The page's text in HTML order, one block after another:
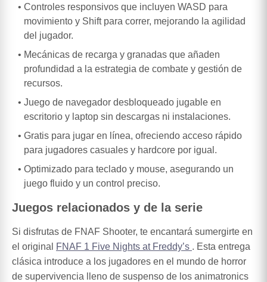
Controles responsivos que incluyen WASD para
movimiento y Shift para correr, mejorando la agilidad
del jugador.
Mecánicas de recarga y granadas que añaden
profundidad a la estrategia de combate y gestión de
recursos.
Juego de navegador desbloqueado jugable en
escritorio y laptop sin descargas ni instalaciones.
Gratis para jugar en línea, ofreciendo acceso rápido
para jugadores casuales y hardcore por igual.
Optimizado para teclado y mouse, asegurando un
juego fluido y un control preciso.
Juegos relacionados y de la serie
Si disfrutas de FNAF Shooter, te encantará sumergirte en
el original
FNAF 1 Five Nights at Freddy’s . Esta entrega
clásica introduce a los jugadores en el mundo de horror
de supervivencia lleno de suspenso de los animatronics